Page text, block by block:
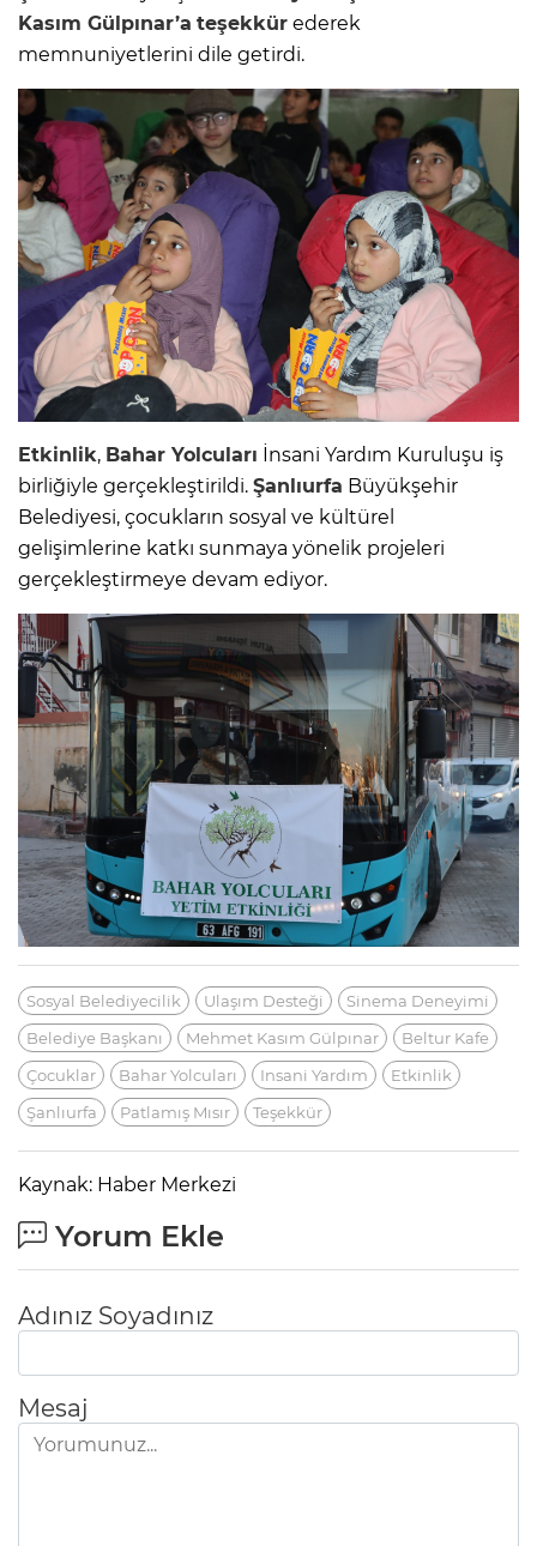
Kasım Gülpınar’a teşekkür ederek
memnuniyetlerini dile getirdi.
Etkinlik, Bahar Yolcuları İnsani Yardım Kuruluşu iş
birliğiyle gerçekleştirildi. Şanlıurfa Büyükşehir
Belediyesi, çocukların sosyal ve kültürel
gelişimlerine katkı sunmaya yönelik projeleri
gerçekleştirmeye devam ediyor.
Sosyal Belediyecilik Ulaşım Desteği
Sinema Deneyimi
Belediye Başkanı
Mehmet Kasım Gülpınar
Beltur Kafe
Çocuklar
Bahar Yolcuları Insani Yardım
Etkinlik
Şanlıurfa
Patlamış Mısır Teşekkür
Kaynak: Haber Merkezi
Yorum Ekle
Adınız Soyadınız
Mesaj